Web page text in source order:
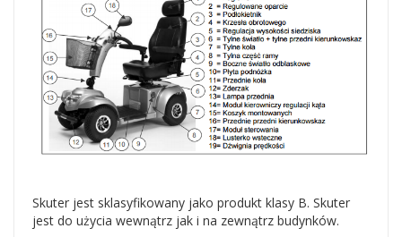
Skuter jest sklasyfikowany jako produkt klasy B. Skuter
jest do użycia wewnątrz jak i na zewnątrz budynków.